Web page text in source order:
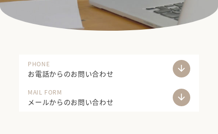
PHONE
お電話からのお問い合わせ arrow_downward
MAIL FORM
メールからのお問い合わせ arrow_downward